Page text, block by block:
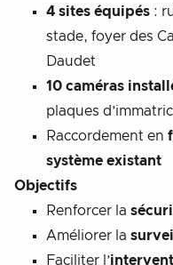
4 sites équipés :
stade, foyer des
Daudet
10 caméras
plaques
Raccordement en
système existant
Objectifs
Renforcer la
Améliorer la
Faciliter l’